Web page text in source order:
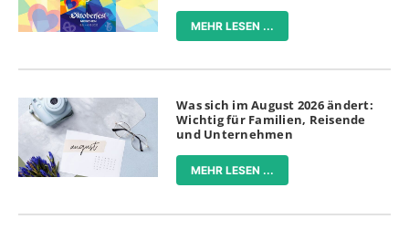
MEHR LESEN ...
Was sich im August 2026 ändert:
Wichtig für Familien, Reisende
und Unternehmen
MEHR LESEN ...